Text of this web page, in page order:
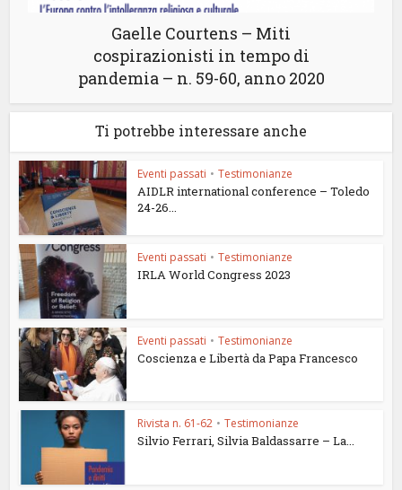
Gaelle Courtens – Miti
cospirazionisti in tempo di
pandemia – n. 59-60, anno 2020
Ti potrebbe interessare anche
Eventi passati • Testimonianze
AIDLR international conference – Toledo
24-26...
Eventi passati • Testimonianze
IRLA World Congress 2023
Eventi passati • Testimonianze
Coscienza e Libertà da Papa Francesco
Rivista n. 61-62 • Testimonianze
Silvio Ferrari, Silvia Baldassarre – La...